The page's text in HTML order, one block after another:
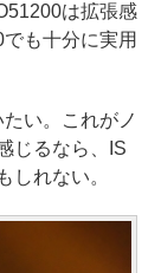
は拡張感
も十分に実用
い。これがノ
じるなら、IS
しれない。